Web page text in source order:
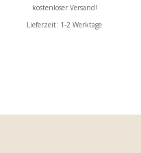
kostenloser Versand!
Lieferzeit: 1-2 Werktage